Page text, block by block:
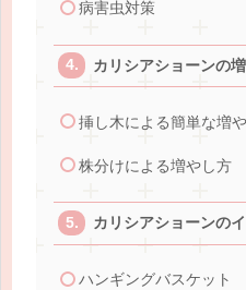
病害虫対策
カリシアショーンの
挿し木による簡単な増
株分けによる増やし方
カリシアショーンの
ハンギングバスケット